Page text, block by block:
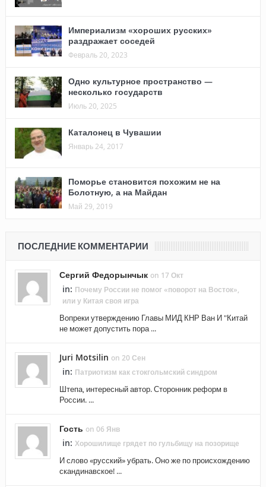
Империализм «хороших русских»
раздражает соседей
Февраль 20, 2023
Одно культурное пространство —
несколько государств
Июль 20, 2025
Каталонец в Чувашии
Январь 24, 2017
Поморье становится похожим не на
Болотную, а на Майдан
Май 29, 2019
ПОСЛЕДНИЕ КОММЕНТАРИИ
Сергий Федорынчык on 17 Окт
in: Почему России не помог «поворот на Восток»,
или у Китая своя игра
Вопреки утверждению Главы МИД КНР Ван И "Китай
не может допустить пора ...
Juri Motsilin on 20 Сен
in: Патриотизм как стокгольмский синдром
Штепа, интересный автор. Сторонник реформ в
России. ...
Гость on 06 Янв
in: Хорошилище грядет по гульбищу на позорище
И слово «русский» убрать. Оно же по происхождению
скандинавское! ...